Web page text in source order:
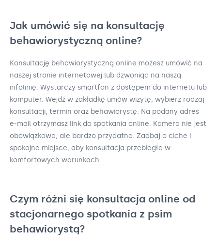
Jak umówić się na konsultację
behawiorystyczną online?
Konsultację behawiorystyczną online możesz umówić na
naszej stronie internetowej lub dzwoniąc na naszą
infolinię. Wystarczy smartfon z dostępem do internetu lub
komputer. Wejdź w zakładkę umów wizytę, wybierz rodzaj
konsultacji, termin oraz behawiorystę. Na podany adres
e-mail otrzymasz link do spotkania online. Kamera nie jest
obowiązkowa, ale bardzo przydatna. Zadbaj o ciche i
spokojne miejsce, aby konsultacja przebiegła w
komfortowych warunkach.
Czym różni się konsultacja online od
stacjonarnego spotkania z psim
behawiorystą?